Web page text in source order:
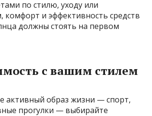
по стилю, уходу или
комфорт и эффективность средств
должны стоять на первом
с вашим стилем
активный образ жизни — спорт,
прогулки — выбирайте